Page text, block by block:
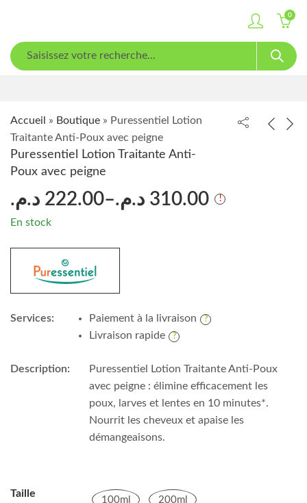
0
Accueil » Boutique » Puressentiel Lotion
Traitante Anti-Poux avec peigne
Puressentiel Lotion Traitante Anti-
Poux avec peigne
222.00 د.م. – 310.00 د.م.
En stock
Services:
Paiement à la livraison
Livraison rapide
Description:
Puressentiel Lotion Traitante Anti-Poux
avec peigne : élimine efficacement les
poux, larves et lentes en 10 minutes*.
Nourrit les cheveux et apaise les
démangeaisons.
Taille
100ml 200ml